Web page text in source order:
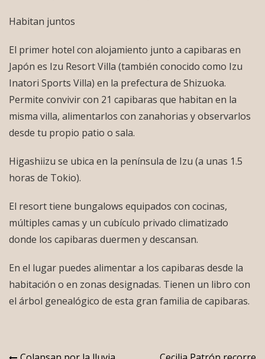
Habitan juntos
El primer hotel con alojamiento junto a capibaras en
Japón es Izu Resort Villa (también conocido como Izu
Inatori Sports Villa) en la prefectura de Shizuoka.
Permite convivir con 21 capibaras que habitan en la
misma villa, alimentarlos con zanahorias y observarlos
desde tu propio patio o sala.
Higashiizu se ubica en la península de Izu (a unas 1.5
horas de Tokio).
El resort tiene bungalows equipados con cocinas,
múltiples camas y un cubículo privado climatizado
donde los capibaras duermen y descansan.
En el lugar puedes alimentar a los capibaras desde la
habitación o en zonas designadas. Tienen un libro con
el árbol genealógico de esta gran familia de capibaras.